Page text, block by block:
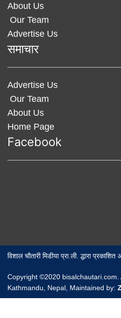
About Us
Our Team
Advertise Us
समाचार
Advertise Us
Our Team
About Us
Home Page
Facebook
विशाल चौतारी मिडीया प्रा.ली. द्धारा
Copyright ©2020 bisalchautari.com.
Kathmandu, Nepal, Maintained by: